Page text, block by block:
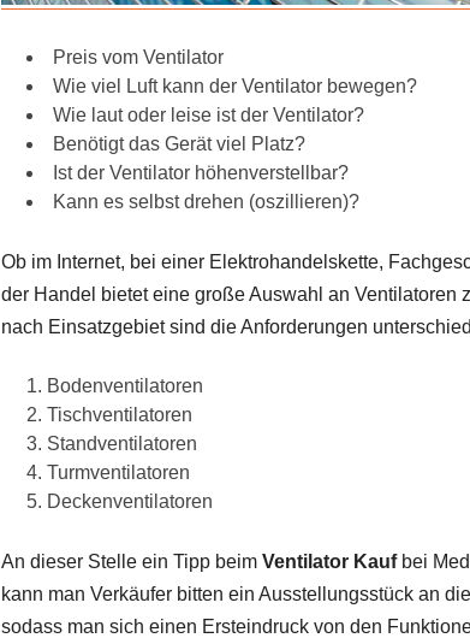
Preis vom Ventilator
Wie viel Luft kann der Ventilator bewegen?
Wie laut oder leise ist der Ventilator?
Benötigt das Gerät viel Platz?
Ist der Ventilator höhenverstellbar?
Kann es selbst drehen (oszillieren)?
Ob im Internet, bei einer Elektrohandelskette,
der Handel bietet eine große Auswahl an Ventilatoren
nach Einsatzgebiet sind die Anforderungen
Bodenventilatoren
Tischventilatoren
Standventilatoren
Turmventilatoren
Deckenventilatoren
An dieser Stelle ein Tipp beim Ventilator Kaufbei
kann man Verkäufer bitten ein Ausstellungsstück an
sodass man sich einen Ersteindruck von den